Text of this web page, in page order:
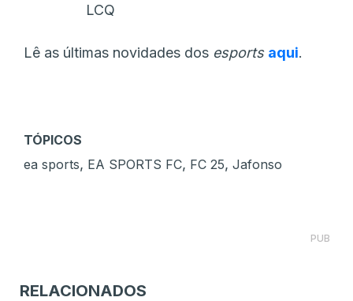
LCQ
Lê as últimas novidades dos esports aqui.
TÓPICOS
ea sports, EA SPORTS FC, FC 25, Jafonso
PUB
RELACIONADOS